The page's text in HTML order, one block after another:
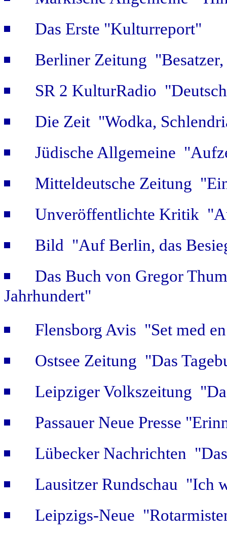
Das Erste "Kulturreport"
Berliner Zeitung
SR 2 KulturRadio
Die Zeit "Wodka,
Jüdische Allgemeine
Mitteldeutsche Zeitung
Unveröffentlichte Kritik
Bild "Auf Berlin, das
Das Buch von Gregor
Jahrhundert"
Flensborg Avis "Set med
Ostsee Zeitung "Das
Leipziger Volkszeitung
Passauer Neue Presse
Lübecker Nachrichten
Lausitzer Rundschau "Ich
Leipzigs-Neue